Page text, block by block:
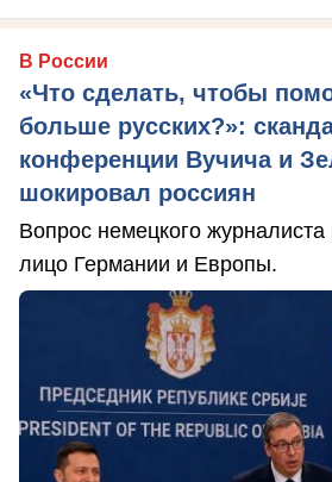
В России
«Что сделать, чтобы
больше русских?»:
конференции Вучича и
шокировал россиян
Вопрос немецкого журналиста
лицо Германии и Европы.